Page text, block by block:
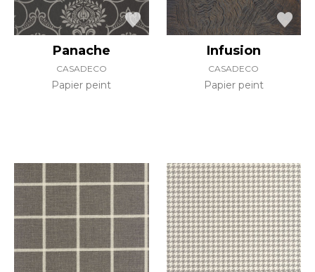
Panache
CASADECO
Papier peint
Infusion
CASADECO
Papier peint